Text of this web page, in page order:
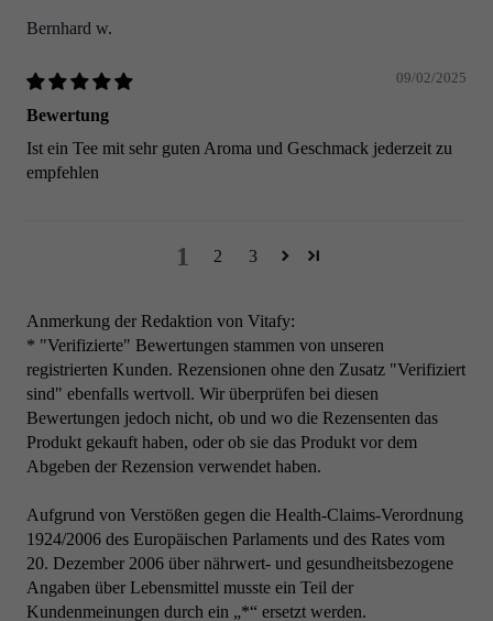
Bernhard w.
09/02/2025
Bewertung
Ist ein Tee mit sehr guten Aroma und Geschmack jederzeit zu
empfehlen
1 2 3
Anmerkung der Redaktion von Vitafy:
* "Verifizierte" Bewertungen stammen von unseren
registrierten Kunden. Rezensionen ohne den Zusatz "Verifiziert
sind" ebenfalls wertvoll. Wir überprüfen bei diesen
Bewertungen jedoch nicht, ob und wo die Rezensenten das
Produkt gekauft haben, oder ob sie das Produkt vor dem
Abgeben der Rezension verwendet haben.
Aufgrund von Verstößen gegen die Health-Claims-Verordnung
1924/2006 des Europäischen Parlaments und des Rates vom
20. Dezember 2006 über nährwert- und gesundheitsbezogene
Angaben über Lebensmittel musste ein Teil der
Kundenmeinungen durch ein „*“ ersetzt werden.